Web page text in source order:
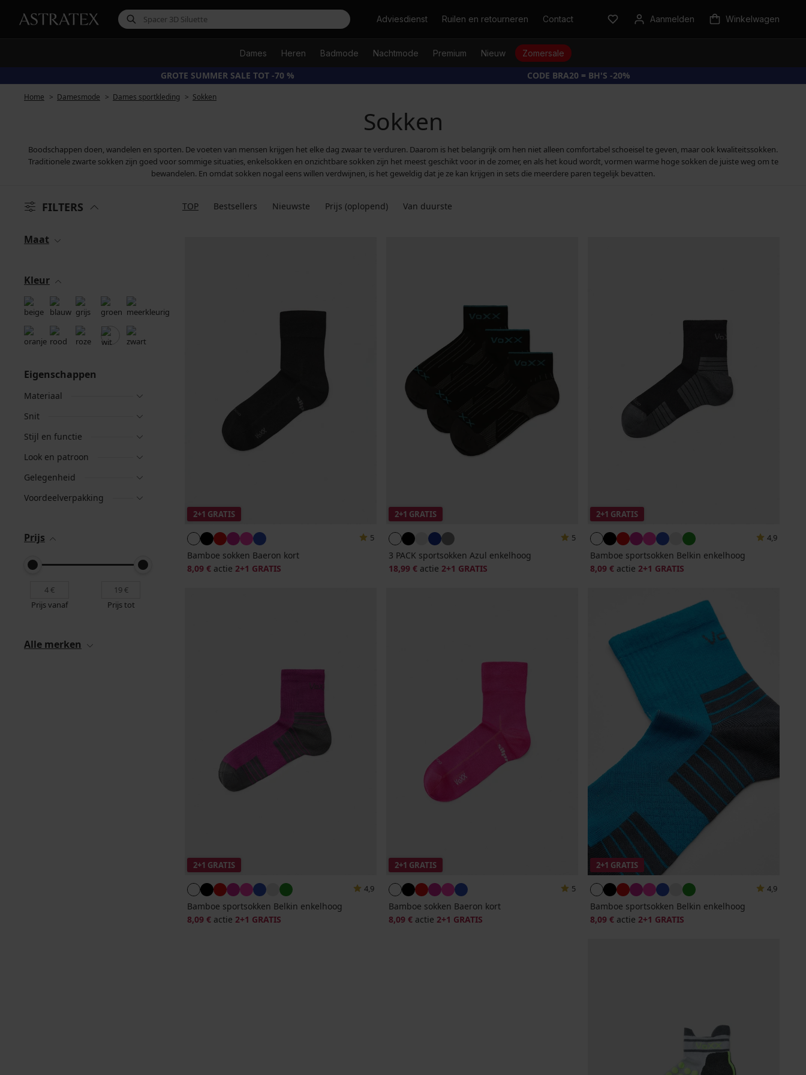
ZoekenAdviesdienst Ruilen en retourneren Contact Aanmelden Winkelwagen
Dames Heren Badmode Nachtmode Premium Nieuw Zomersale
GROTE SUMMER SALE TOT -70 % CODE BRA20 = BH'S -20%
Home Damesmode Dames sportkleding Sokken
Sokken
Boodschappen doen, wandelen en sporten. De voeten van mensen krijgen het elke dag zwaar te verduren. Daarom is het belangrijk om hen niet alleen comfortabel schoeisel te geven, maar ook kwaliteitssokken.
Traditionele zwarte sokken zijn goed voor sommige situaties, enkelsokken en onzichtbare sokken zijn het meest geschikt voor in de zomer, en als het koud wordt, vormen warme hoge sokken de juiste weg om te
bewandelen. En omdat sokken nogal eens willen verdwijnen, is het geweldig dat je ze kan krijgen in sets die meerdere paren tegelijk bevatten.
FILTERS TOP Bestsellers Nieuwste Prijs (oplopend) Van duurste
Maat
Kleur
Eigenschappen
Materiaal
Snit
Stijl en functie
Look en patroon
Gelegenheid
Voordeelverpakking
Prijs
Prijs vanaf Prijs tot
Alle merken
2+1 GRATIS
5
Bamboe sokken Baeron kort
8,09 € actie 2+1 GRATIS
2+1 GRATIS
5
3 PACK sportsokken Azul enkelhoog
18,99 € actie 2+1 GRATIS
2+1 GRATIS
4,9
Bamboe sportsokken Belkin enkelhoog
8,09 € actie 2+1 GRATIS
2+1 GRATIS
4,9
Bamboe sportsokken Belkin enkelhoog
8,09 € actie 2+1 GRATIS
2+1 GRATIS
5
Bamboe sokken Baeron kort
8,09 € actie 2+1 GRATIS
2+1 GRATIS
4,9
Bamboe sportsokken Belkin enkelhoog
8,09 € actie 2+1 GRATIS